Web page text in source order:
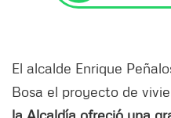
El alcalde Enrique
Bosa el proyecto de